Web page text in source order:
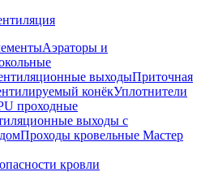
Аэраторы и
выходыПриточная
конёкУплотнители
проходные
выходы с
Проходы кровельные Мастер
кровли